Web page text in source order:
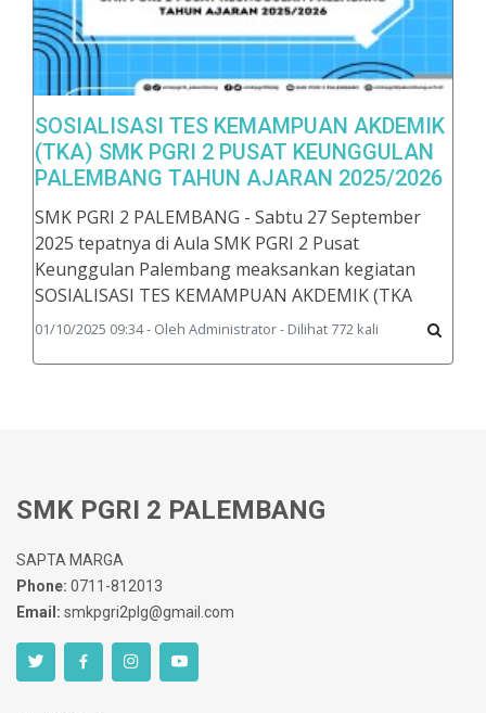
SOSIALISASI TES KEMAMPUAN AKDEMIK
(TKA) SMK PGRI 2 PUSAT KEUNGGULAN
PALEMBANG TAHUN AJARAN 2025/2026
SMK PGRI 2 PALEMBANG - Sabtu 27 September
2025 tepatnya di Aula SMK PGRI 2 Pusat
Keunggulan Palembang meaksankan kegiatan
SOSIALISASI TES KEMAMPUAN AKDEMIK (TKA
01/10/2025 09:34 - Oleh Administrator - Dilihat 772 kali
SMK PGRI 2 PALEMBANG
SAPTA MARGA
Phone: 0711-812013
Email: smkpgri2plg@gmail.com